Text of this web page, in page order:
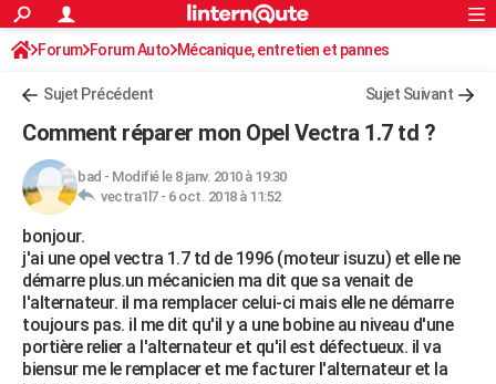
ACTUALITÉS
Politique
Société
Faits Divers
Education
Monde
Villes
+
FINANCE
Retraite
Impôts
Epargne
Immobilier
Risques naturels par ville
Banque
Assurance
Crédit
AUTO
Essais
Réserver un essai
Citadines
Berlines
SUV
Forum auto
+HIGH-TECH
Mobiles
Meilleur smartphone
Internet
Ordinateurs
Jeux vidéo
Guide high-tech
+BRICOLAGE
Forum
Aménagement intérieur
Extérieur
Cuisine
Salle de bains
Jardinage
Rangement
WEEK-END
Rechercher
S'inscrire
Connexion
Forum Forum Auto Mécanique, entretien et pannes
Sujet Précédent Sujet Suivant
Comment réparer mon Opel Vectra 1.7 td ?
bad - Modifié le 8 janv. 2010 à 19:30
vectra1l7 - 6 oct. 2018 à 11:52
bonjour.
j'ai une opel vectra 1.7 td de 1996 (moteur isuzu) et elle ne
démarre plus.un mécanicien ma dit que sa venait de
l'alternateur. il ma remplacer celui-ci mais elle ne démarre
toujours pas. il me dit qu'il y a une bobine au niveau d'une
portière relier a l'alternateur et qu'il est défectueux. il va
biensur me le remplacer et me facturer l'alternateur et la